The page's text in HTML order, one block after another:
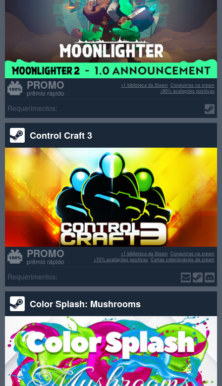
PROMO
prêmio rápido
Conquistas na steam
+1 biblioteca da Steam
>80% avaliações positivas
Requerimentos:
Control Craft 3
PROMO
prêmio rápido
Conquistas na steam
+1 biblioteca da Steam
Cartas colecionáveis da steam
>70% avaliações positivas
Requerimentos:
Color Splash: Mushrooms